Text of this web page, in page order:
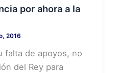
por ahora a la
2016
falta de apoyos, no
del Rey para